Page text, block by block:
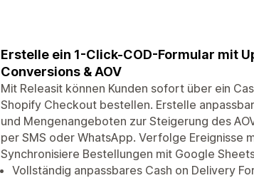
Erstelle ein 1-Click-COD-Formular mit
Conversions & AOV
Mit Releasit können Kunden sofort über ein
Shopify Checkout bestellen. Erstelle
und Mengenangeboten zur Steigerung des
per SMS oder WhatsApp. Verfolge Ereignisse
Synchronisiere Bestellungen mit Google
Vollständig anpassbares Cash on Delivery